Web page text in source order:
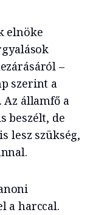
elnöke
–
szerint a
Az államfő a
beszélt, de
lesz szükség,
a harccal.